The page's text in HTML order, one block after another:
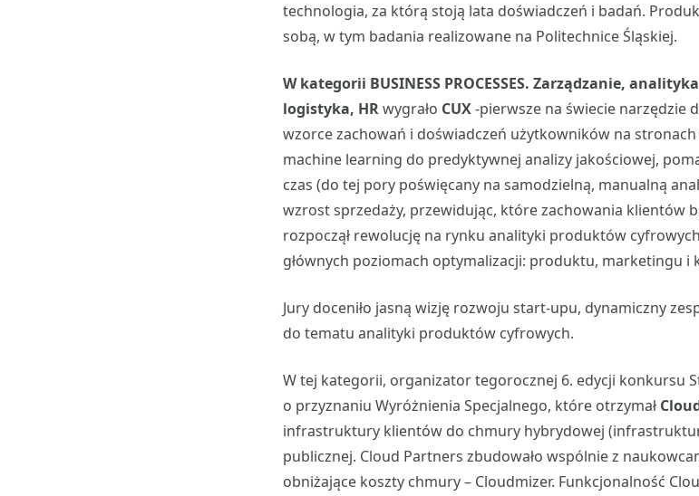
technologia, za którą stoją lata doświadczeń i badań.
sobą, w tym badania realizowane na Politechnice Śląskiej.
W kategorii BUSINESS PROCESSES. Zarządzanie,
logistyka, HRwygrało CUX-pierwsze na świecie narzędzie
wzorce zachowań i doświadczeń użytkowników na
machine learning do predyktywnej analizy jakościowej,
czas (do tej pory poświęcany na samodzielną, manualną
wzrost sprzedaży, przewidując, które zachowania klientów
rozpoczął rewolucję na rynku analityki produktów
głównych poziomach optymalizacji: produktu, marketingu i
Jury doceniło jasną wizję rozwoju start-upu, dynamiczny
do tematu analityki produktów cyfrowych.
W tej kategorii, organizator tegorocznej 6. edycji konkursu
o przyznaniu Wyróżnienia Specjalnego, które otrzymał
infrastruktury klientów do chmury hybrydowej
publicznej. Cloud Partners zbudowało wspólnie z
obniżające koszty chmury – Cloudmizer. Funkcjonalność